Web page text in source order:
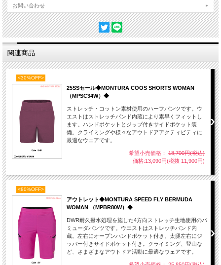
お問い合わせ
関連商品
<30%OFF>
25SSセール◆MONTURA COOS SHORTS WOMAN
（MPSC34W）◆
ストレッチ・コットン素材使用のハーフパンツです。ウ
エストはストレッチバンド内蔵により素早くフィットし
ます。ハンドポケットとジップ付きサイドポケット装
備。クライミングや様々なアウトドアアクティビティに
最適なウェアです。
希望小売価格： 18,700円(税込)
価格:13,090円(税抜 11,900円)
<80%OFF>
アウトレット◆MONTURA SPEED FLY BERMUDA
WOMAN （MPBR80W）◆
DWR耐久撥水処理を施した4方向ストレッチ生地使用のバ
ミューダパンツです。ウエストはストレッチバンド内
蔵。左右にオープンハンドポケット付き。太腿左右にジ
ッパー付きサイドポケット付き。クライミング、登山な
ど、さまざまなアウトドア活動に最適なウェアです。